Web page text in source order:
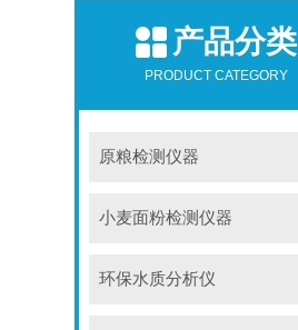
产品分类
PRODUCT CATEGORY
原粮检测仪器
小麦面粉检测仪器
环保水质分析仪